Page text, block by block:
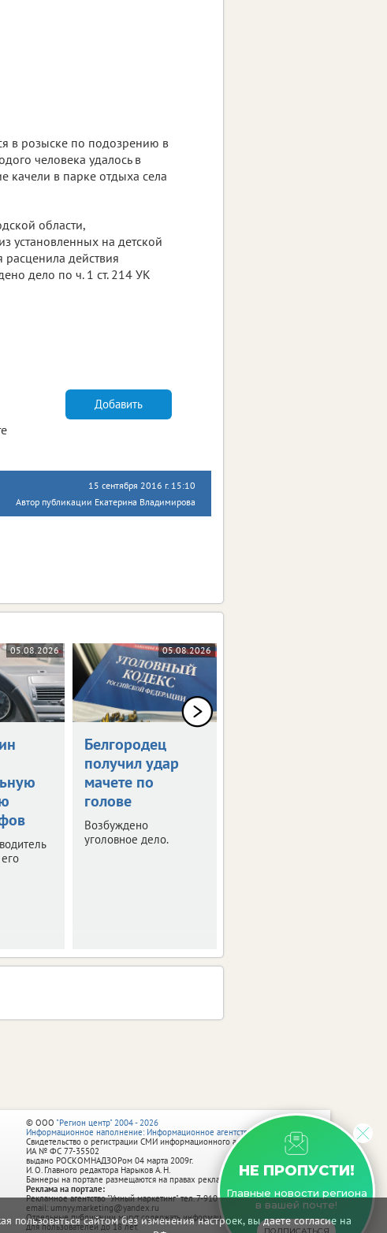
сайтом без изменения настроек, вы даете согласие на
в розыске по подозрению в
человека удалось в
качели в парке отдыха села
области,
установленных на детской
действия
дело по ч. 1 ст. 214 УК
Добавить
15 сентября 2016 г. 15:10
Автор публикации Екатерина Владимирова
05.08.2026 05.08.2026
Белгородец
получил удар
мачете по
голове
Возбуждено
уголовное дело.
НЕ ПРОПУСТИ!
Главные новости региона
в вашей почте!
© ООО "Регион центр" 2004 - 2026
Информационное наполнение: Информационное агентство vRossii.ru
Свидетельство о регистрации СМИ информационного агентства vRossii.ru
ИА № ФС 77‑35502
выдано РОСКОМНАДЗОРом 04 марта 2009г.
И. О. Главного редактора Нарыков А. Н.
Баннеры на портале размещаются на правах рекламы.
Реклама на портале:
Рекламное агентство "Умный маркетинг" тел. 7-910-267-70-40,
email: umnyy.marketing@yandex.ru
Отдельные публикации могут содержать информацию, не предназначенную
для пользователей до 18 лет.